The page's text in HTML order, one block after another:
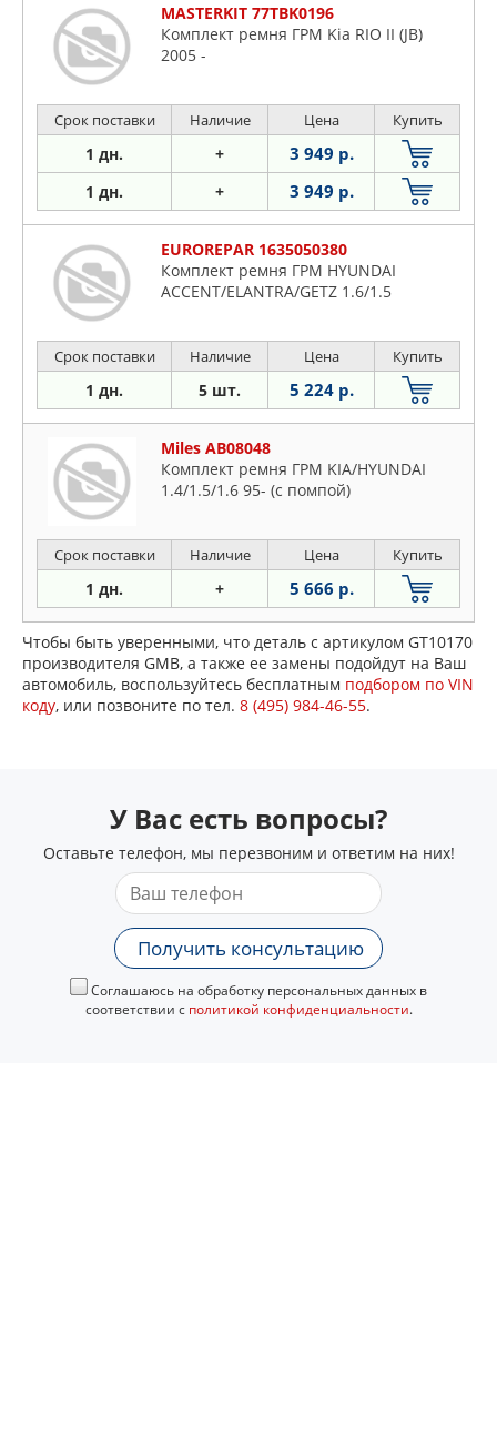
MASTERKIT 77TBK0196
Комплект ремня ГРМ Kia RIO II (JB)
2005 -
Срок поставки Наличие Цена Купить
1 дн. + 3 949 р.
1 дн. + 3 949 р.
EUROREPAR 1635050380
Комплект ремня ГРМ HYUNDAI
ACCENT/ELANTRA/GETZ 1.6/1.5
Срок поставки Наличие Цена Купить
1 дн. 5 шт. 5 224 р.
Miles AB08048
Комплект ремня ГРМ KIA/HYUNDAI
1.4/1.5/1.6 95- (с помпой)
Срок поставки Наличие Цена Купить
1 дн. + 5 666 р.
Чтобы быть уверенными, что деталь с артикулом GT10170
производителя GMB, а также ее замены подойдут на Ваш
автомобиль, воспользуйтесь бесплатным подбором по VIN
коду, или позвоните по тел. 8 (495) 984-46-55.
У Вас есть вопросы?
Оставьте телефон, мы перезвоним и ответим на них!
Получить консультацию
Соглашаюсь на обработку персональных данных в
соответствии с политикой конфиденциальности.